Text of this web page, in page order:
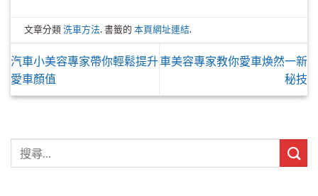
文章分類洗車方法. 書籤的本頁網址連結.
汽車小美容專家帶你輕鬆提升
愛車顏值
車美容專家教你愛車煥然一新
秘技